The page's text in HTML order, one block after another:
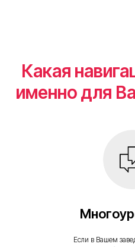
Какая
именно для
Если в Вашем